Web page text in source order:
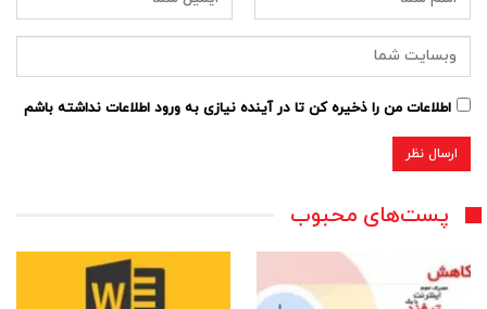
اطلاعات من را ذخیره کن تا در آینده نیازی به ورود اطلاعات نداشته باشم
پست‌های محبوب